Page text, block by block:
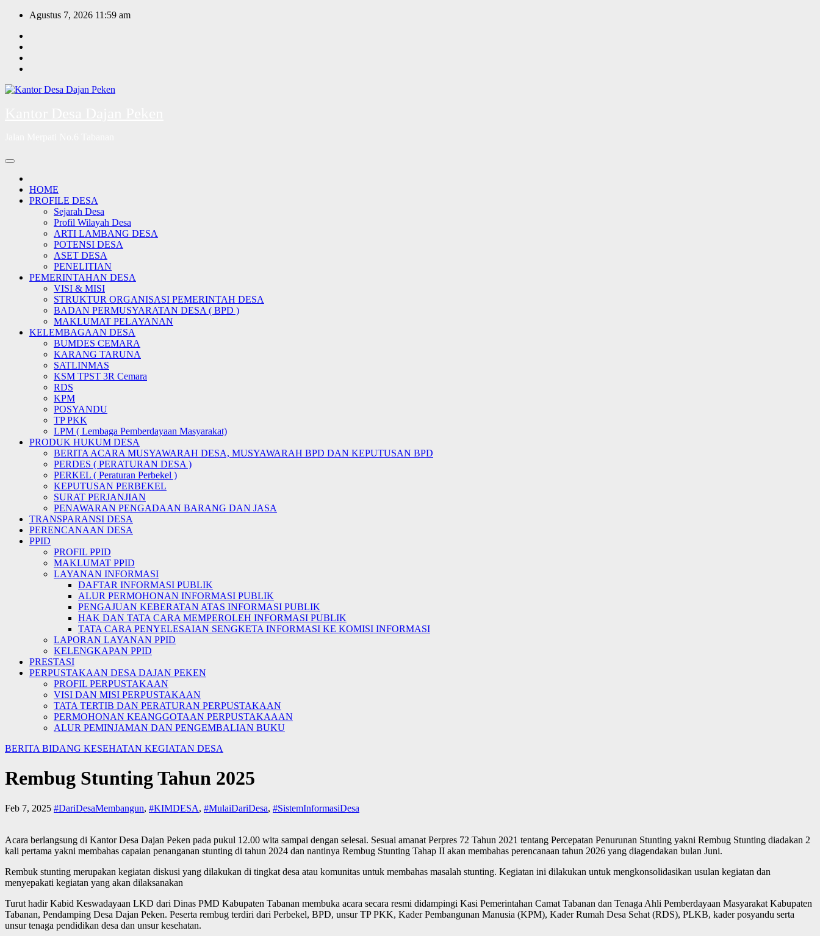
Skip
content
Agustus 7, 2026 11:59 am
HOME
PROFILE DESA
Sejarah Desa
Profil Wilayah Desa
ARTI LAMBANG DESA
POTENSI DESA
ASET DESA
PENELITIAN
PEMERINTAHAN DESA
VISI & MISI
STRUKTUR ORGANISASI PEMERINTAH DESA
BADAN PERMUSYARATAN DESA ( BPD )
MAKLUMAT PELAYANAN
KELEMBAGAAN DESA
BUMDES CEMARA
KARANG TARUNA
SATLINMAS
KSM TPST 3R Cemara
RDS
KPM
POSYANDU
TP PKK
LPM ( Lembaga Pemberdayaan Masyarakat)
PRODUK HUKUM DESA
BERITA ACARA MUSYAWARAH DESA, MUSYAWARAH BPD DAN KEPUTUSAN BPD
PERDES ( PERATURAN DESA )
PERKEL ( Peraturan Perbekel )
KEPUTUSAN PERBEKEL
SURAT PERJANJIAN
PENAWARAN PENGADAAN BARANG DAN JASA
TRANSPARANSI DESA
PERENCANAAN DESA
PPID
PROFIL PPID
MAKLUMAT PPID
LAYANAN INFORMASI
DAFTAR INFORMASI PUBLIK
ALUR PERMOHONAN INFORMASI PUBLIK
PENGAJUAN KEBERATAN ATAS INFORMASI PUBLIK
HAK DAN TATA CARA MEMPEROLEH INFORMASI PUBLIK
TATA CARA PENYELESAIAN SENGKETA INFORMASI KE KOMISI INFORMASI
LAPORAN LAYANAN PPID
KELENGKAPAN PPID
PRESTASI
PERPUSTAKAAN DESA DAJAN PEKEN
PROFIL PERPUSTAKAAN
VISI DAN MISI PERPUSTAKAAN
TATA TERTIB DAN PERATURAN PERPUSTAKAAN
PERMOHONAN KEANGGOTAAN PERPUSTAKAAAN
ALUR PEMINJAMAN DAN PENGEMBALIAN BUKU
BERITA BIDANG KESEHATAN KEGIATAN DESA
Rembug Stunting Tahun 2025
Feb 7, 2025 #DariDesaMembangun, #KIMDESA, #MulaiDariDesa, #SistemInformasiDesa
Acara berlangsung di Kantor Desa Dajan Peken pada pukul 12.00 wita sampai dengan selesai. Sesuai amanat Perpres 72 Tahun 2021 tentang Percepatan Penurunan Stunting yakni Rembug Stunting diadakan 2
kali pertama yakni membahas capaian penanganan stunting di tahun 2024 dan nantinya Rembug Stunting Tahap II akan membahas perencanaan tahun 2026 yang diagendakan bulan Juni.
Rembuk stunting merupakan kegiatan diskusi yang dilakukan di tingkat desa atau komunitas untuk membahas masalah stunting. Kegiatan ini dilakukan untuk mengkonsolidasikan usulan kegiatan dan
menyepakati kegiatan yang akan dilaksanakan
Turut hadir Kabid Keswadayaan LKD dari Dinas PMD Kabupaten Tabanan membuka acara secara resmi didampingi Kasi Pemerintahan Camat Tabanan dan Tenaga Ahli Pemberdayaan Masyarakat Kabupaten
Tabanan, Pendamping Desa Dajan Peken. Peserta rembug terdiri dari Perbekel, BPD, unsur TP PKK, Kader Pembangunan Manusia (KPM), Kader Rumah Desa Sehat (RDS), PLKB, kader posyandu serta
unsur tenaga pendidikan desa dan unsur kesehatan.